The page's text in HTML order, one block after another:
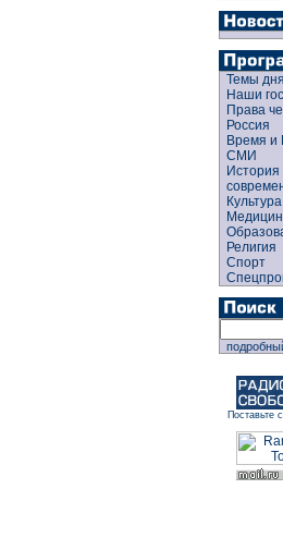
Темы дня
Наши
Права
Россия
Время и
СМИ
История
Культура
Религия
Спорт
Поставьте